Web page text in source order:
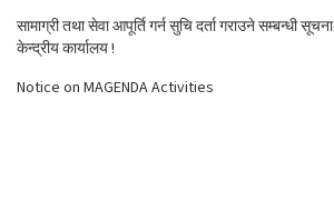
सामाग्री तथा सेवा आपूर्ति गर्न सुचि दर्ता गराउने सम्बन्धी
केन्द्रीय कार्यालय !
Notice on MAGENDA Activities